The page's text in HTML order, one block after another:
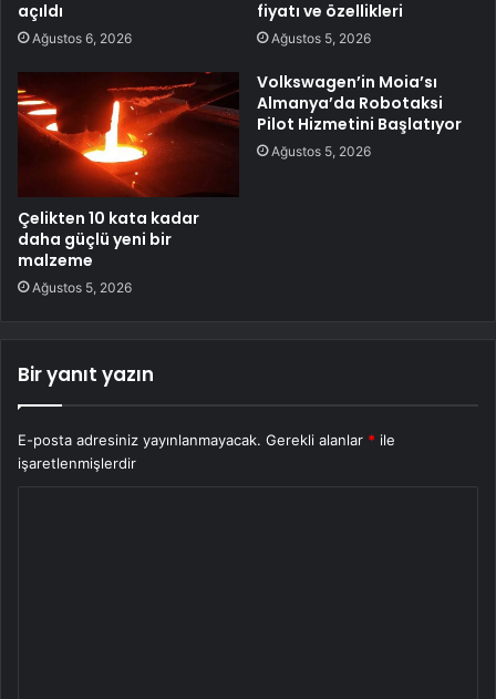
açıldı
Ağustos 6, 2026
fiyatı ve özellikleri
Ağustos 5, 2026
Çelikten 10 kata kadar
daha güçlü yeni bir
malzeme
Ağustos 5, 2026
Volkswagen’in Moia’sı
Almanya’da Robotaksi
Pilot Hizmetini Başlatıyor
Ağustos 5, 2026
Bir yanıt yazın
E-posta adresiniz yayınlanmayacak. Gerekli alanlar * ile
işaretlenmişlerdir